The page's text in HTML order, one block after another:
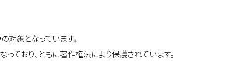
対象となっています。
ており、ともに著作権法により保護されています。